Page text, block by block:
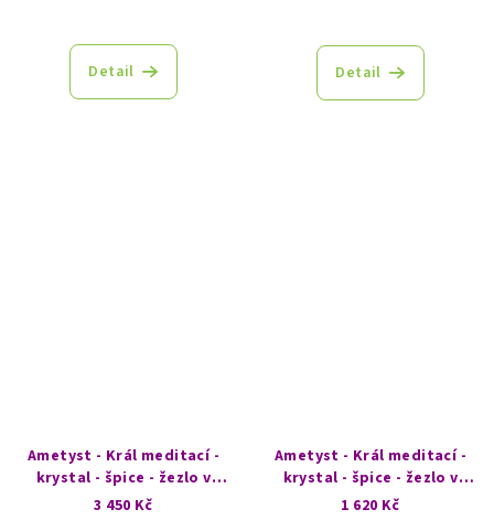
Detail Detail
Ametyst - Král meditací -
krystal - špice - žezlo v
EXTRA kvalitě
3 450 Kč
Ametyst - Král meditací -
krystal - špice - žezlo v
EXTRA kvalitě
1 620 Kč